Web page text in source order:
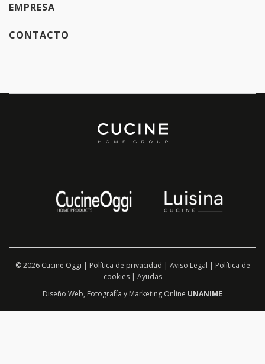
EMPRESA
CONTACTO
© 2026 Cucine Oggi | Política de privacidad | Aviso Legal | Política de
cookies| Ayudas
Diseño Web, Fotografía y Marketing Online UNANIME